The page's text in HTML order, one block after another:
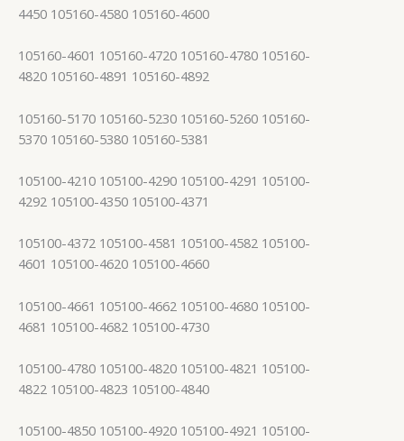
4450 105160-4580 105160-4600
105160-4601 105160-4720 105160-4780 105160-
4820 105160-4891 105160-4892
105160-5170 105160-5230 105160-5260 105160-
5370 105160-5380 105160-5381
105100-4210 105100-4290 105100-4291 105100-
4292 105100-4350 105100-4371
105100-4372 105100-4581 105100-4582 105100-
4601 105100-4620 105100-4660
105100-4661 105100-4662 105100-4680 105100-
4681 105100-4682 105100-4730
105100-4780 105100-4820 105100-4821 105100-
4822 105100-4823 105100-4840
105100-4850 105100-4920 105100-4921 105100-